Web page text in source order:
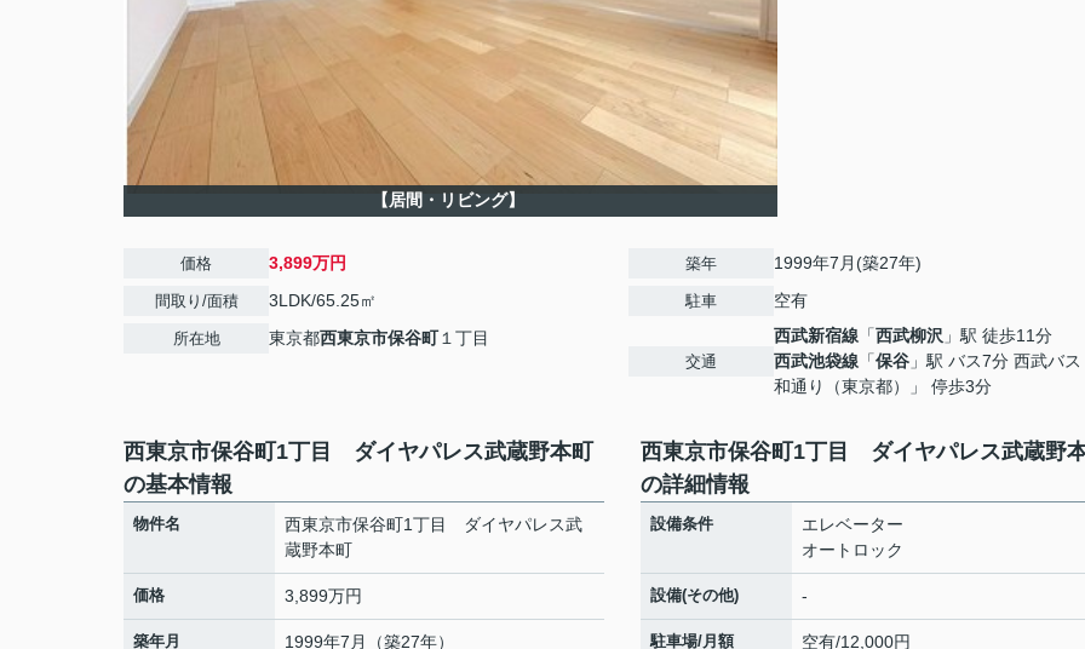
【居間・リビング】
価格 3,899万円
間取り/面積 3LDK/65.25㎡
所在地 東京都西東京市保谷町１丁目
築年 1999年7月(築27年)
駐車 空有
交通
西武新宿線 「西武柳沢 」駅 徒歩11分
西武池袋線 「保谷 」駅 バス7分 西武バ
和通り（東京都）」 停歩3分
西東京市保谷町1丁目 ダイヤパレス武蔵野本町
の基本情報
物件名
西東京市保谷町1丁目 ダイヤパレス武
蔵野本町
価格 3,899万円
築年月 1999年7月（築27年）
西東京市保谷町1丁目 ダイヤパレス武蔵野
の詳細情報
設備条件
エレベーター
オートロック
設備(その他) -
駐車場/月額 空有/12,000円